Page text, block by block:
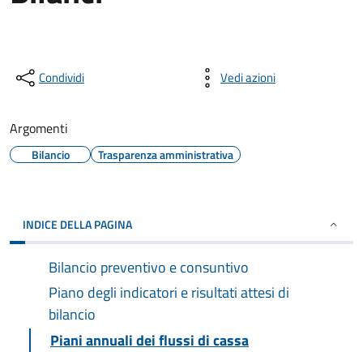
Condividi Vedi azioni
Argomenti
Bilancio Trasparenza amministrativa
INDICE DELLA PAGINA
Bilancio preventivo e consuntivo
Piano degli indicatori e risultati attesi di
bilancio
Piani annuali dei flussi di cassa